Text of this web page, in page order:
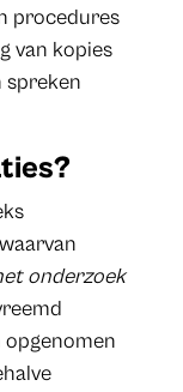
procedures
van kopies
spreken
onderzoek